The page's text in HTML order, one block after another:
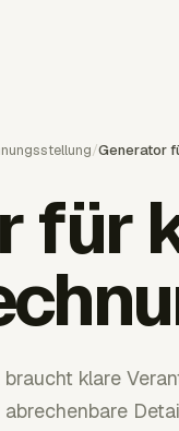
/Generator
für
klare
abrechenbare